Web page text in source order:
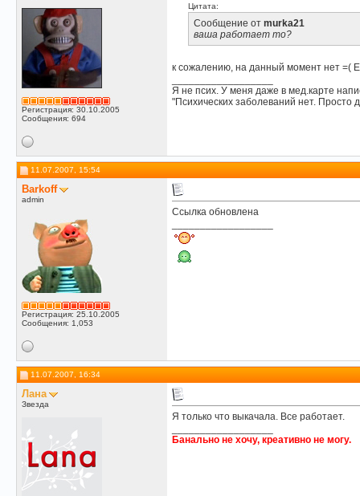
Регистрация: 30.10.2005
Сообщения: 694
Цитата:
Сообщение от murka21
ваша работает то?
к сожалению, на данный момент нет =(
Я не псих. У меня даже в мед.карте
"Психических заболеваний нет. Просто
11.07.2007, 15:54
Barkoff
admin
Регистрация: 25.10.2005
Сообщения: 1,053
Ссылка обновлена
11.07.2007, 16:34
Лана
Звезда
Я только что выкачала. Все работает.
Банально не хочу, креативно не могу.